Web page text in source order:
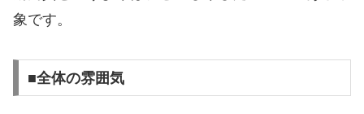
象です。
■全体の雰囲気